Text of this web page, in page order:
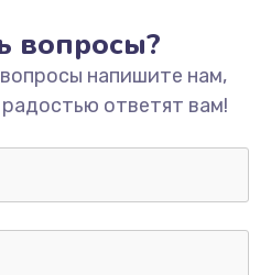
охлаждения
руб.
руб.
вопросы?
напишите нам,
ответят вам!